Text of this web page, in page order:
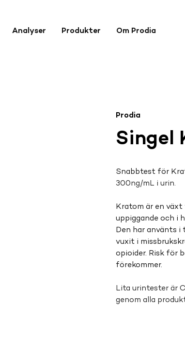
Analyser Produkter Om Prodia
Singel
Prodia
Snabbtest för
300ng/mL i urin.
Kratom är en växt
uppiggande och i
Den har använts i
vuxit i
opioider. Risk för
förekommer.
Lita urintester är
genom alla